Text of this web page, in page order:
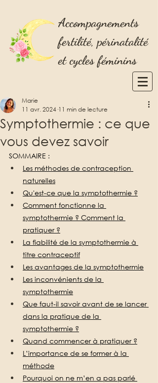
Accompagnements
fertilité, périnatalité
et cycles féminins
Symptothermie : ce que
vous devez savoir
Marie
11 avr. 2024 11 min de lecture
SOMMAIRE :
Les méthodes de contraception
naturelles
Qu'est-ce que la symptothermie ?
Comment fonctionne la
symptothermie ? Comment la
pratiquer ?
La fiabilité de la symptothermie à
titre contraceptif
Les avantages de la symptothermie
Les inconvénients de la
symptothermie
Que faut-il savoir avant de se lancer
dans la pratique de la
symptothermie ?
Quand commencer à pratiquer ?
L’importance de se former à la
méthode
Pourquoi on ne m’en a pas parlé